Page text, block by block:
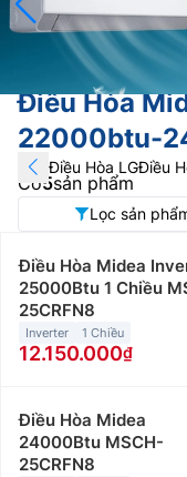
Điều Hòa
22000btu-
Điều Hòa LGĐiều
Có5sản phẩm
Lọc sản
Điều Hòa Midea
25000Btu 1 Chiều
25CRFN8
Inverter 1 Chiều
12.150.000
Điều Hòa Midea
24000Btu MSCH-
25CRFN8